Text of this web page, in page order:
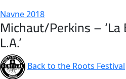
Navne 2018
Michaut/Perkins –
L.A.’
Back to the Roots Festival